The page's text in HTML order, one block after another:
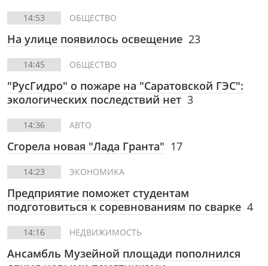
14:53 ОБЩЕСТВО
На улице появилось освещение 23
14:45 ОБЩЕСТВО
"РусГидро" о пожаре на "Саратовской ГЭС":
экологических последствий нет 3
14:36 АВТО
Сгорела новая "Лада Гранта" 17
14:23 ЭКОНОМИКА
Предприятие поможет студентам
подготовиться к соревнованиям по сварке 4
14:16 НЕДВИЖИМОСТЬ
Ансамбль Музейной площади пополнился